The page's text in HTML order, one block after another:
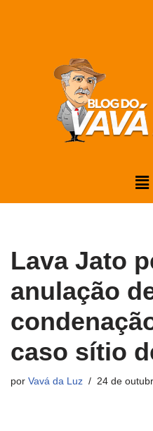
Lava Jato
anulação
caso sítio
por Vavá da Luz 24 de